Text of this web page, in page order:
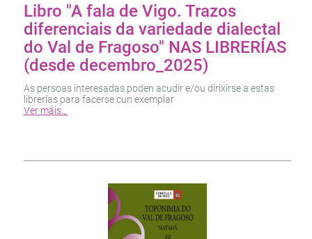
Libro "A fala de Vigo. Trazos
diferenciais da variedade dialectal
do Val de Fragoso" NAS LIBRERÍAS
(desde decembro_2025)
As persoas interesadas poden acudir e/ou dirixirse a estas
librerías para facerse cun exemplar
Ver máis…